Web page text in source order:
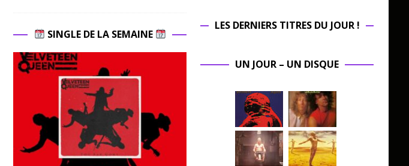
SINGLE DE LA SEMAINE
LES DERNIERS TITRES DU JOUR !
UN JOUR – UN DISQUE